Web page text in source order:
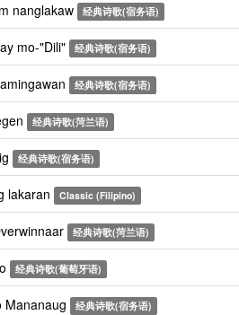
nanglakaw 经典诗歌(宿务语)
mo-"Dili" 经典诗歌(宿务语)
经典诗歌(宿务语)
经典诗歌(菏兰语)
经典诗歌(宿务语)
lakaran Classic (Filipino)
经典诗歌(菏兰语)
经典诗歌(葡萄牙语)
经典诗歌(宿务语)